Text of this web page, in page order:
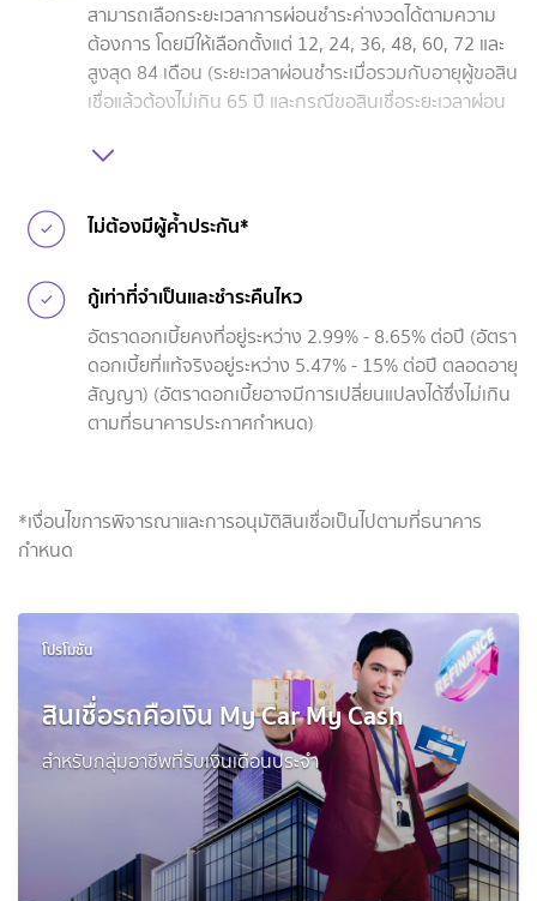
สามารถเลือกระยะเวลาการผ่อนชำระค่างวดได้ตามความ
ต้องการ โดยมีให้เลือกตั้งแต่ 12, 24, 36, 48, 60, 72 และ
สูงสุด 84 เดือน (ระยะเวลาผ่อนชำระเมื่อรวมกับอายุผู้ขอสิน
เชื่อแล้วต้องไม่เกิน 65 ปี และกรณีขอสินเชื่อระยะเวลาผ่อน
ผ่อนชำระแล้วต้องไม่เกิน 19 ปี)
ไม่ต้องมีผู้ค้ำประกัน*
กู้เท่าที่จำเป็นและชำระคืนไหว
อัตราดอกเบี้ยคงที่อยู่ระหว่าง 2.99% - 8.65% ต่อปี (อัตรา
ดอกเบี้ยที่แท้จริงอยู่ระหว่าง 5.47% - 15% ต่อปี ตลอดอายุ
สัญญา) (อัตราดอกเบี้ยอาจมีการเปลี่ยนแปลงได้ซึ่งไม่เกิน
ตามที่ธนาคารประกาศกำหนด)
*เงื่อนไขการพิจารณาและการอนุมัติสินเชื่อเป็นไปตามที่ธนาคาร
กำหนด
โปรโมชัน
สินเชื่อรถคือเงิน My Car My Cash
สำหรับกลุ่มอาชีพที่รับเงินเดือนประจำ